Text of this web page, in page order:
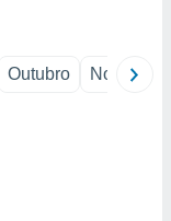
Outubro Novembro